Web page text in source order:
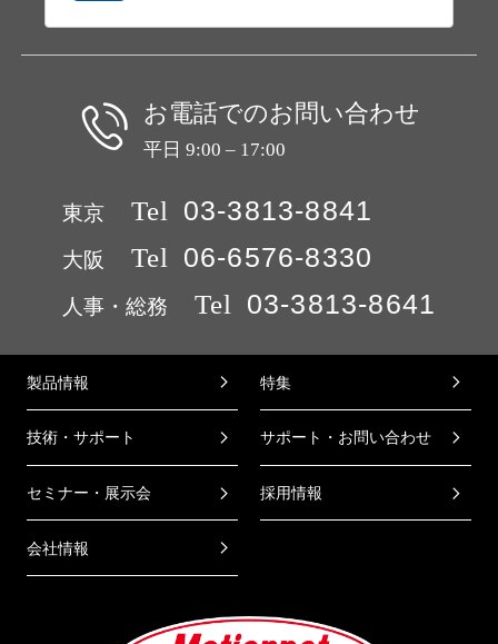
お電話でのお問い合わせ
平日 9:00 – 17:00
東京 Tel 03-3813-8841
大阪 Tel 06-6576-8330
人事・総務 Tel 03-3813-8641
製品情報 特集
技術・サポート サポート・お問い合わせ
セミナー・展示会 採用情報
会社情報